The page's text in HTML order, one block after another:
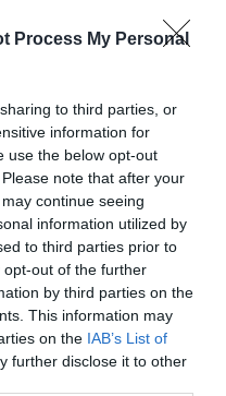
Process My Personal
to third parties, or
information for
use the below opt-out
note that after your
continue seeing
information utilized by
to third parties prior to
out of the further
by third parties on the
This information may
on the IAB’s List of
further disclose it to other